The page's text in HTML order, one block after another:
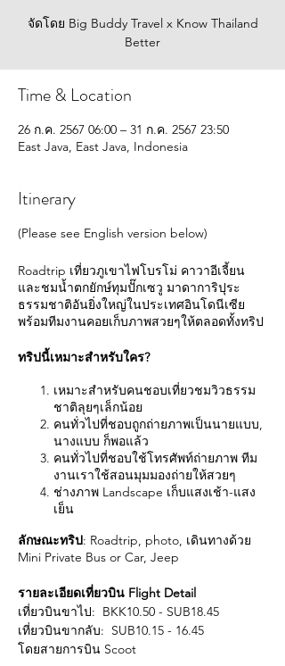
จัดโดย Big Buddy Travel x Know Thailand
Better
Time & Location
26 ก.ค. 2567 06:00 – 31 ก.ค. 2567 23:50
East Java, East Java, Indonesia
Itinerary
(Please see English version below)
Roadtrip เที่ยวภูเขาไฟโบรโม่ คาวาอีเจี้ยน
และชมน้ำตกยักษ์ทุมปั๊กเซวู มาดาการิปุระ
ธรรมชาติอันยิ่งใหญ่ในประเทศอินโดนีเซีย
พร้อมทีมงานคอยเก็บภาพสวยๆให้ตลอดทั้งทริป
ทริปนี้เหมาะสำหรับใคร?
เหมาะสำหรับคนชอบเที่ยวชมวิวธรรม
ชาติลุยๆเล็กน้อย
คนทั่วไปที่ชอบถูกถ่ายภาพเป็นนายแบบ,
นางแบบ ก็พอแล้ว
คนทั่วไปที่ชอบใช้โทรศัพท์ถ่ายภาพ ทีม
งานเราใช้สอนมุมมองถ่ายให้สวยๆ
ช่างภาพ Landscape เก็บแสงเช้า-แสง
เย็น
ลักษณะทริป: Roadtrip, photo, เดินทางด้วย
Mini Private Bus or Car, Jeep
รายละเอียดเที่ยวบิน Flight Detail
เที่ยวบินขาไป: BKK10.50 - SUB18.45
เที่ยวบินขากลับ: SUB10.15 - 16.45
โดยสายการบิน Scoot